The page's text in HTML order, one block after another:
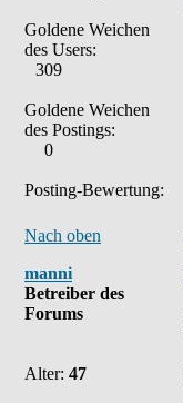
Goldene Weichen
des Users:
309
Goldene Weichen
des Postings:
0
Posting-Bewertung:
Nach oben
manni
Betreiber des
Forums
Alter: 47